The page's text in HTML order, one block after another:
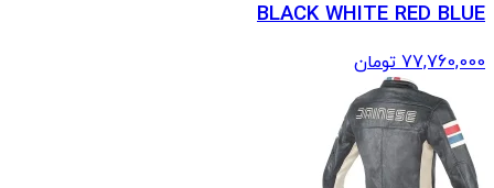
BLACK WHITE RED BLUE
77,760,000 تومان